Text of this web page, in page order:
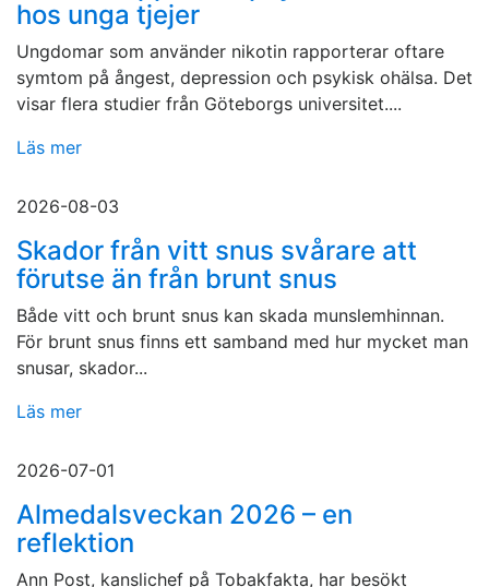
hos unga tjejer
Ungdomar som använder nikotin rapporterar oftare
symtom på ångest, depression och psykisk ohälsa. Det
visar flera studier från Göteborgs universitet....
Läs mer
2026-08-03
Skador från vitt snus svårare att
förutse än från brunt snus
Både vitt och brunt snus kan skada munslemhinnan.
För brunt snus finns ett samband med hur mycket man
snusar, skador...
Läs mer
2026-07-01
Almedalsveckan 2026 – en
reflektion
Ann Post, kanslichef på Tobakfakta, har besökt